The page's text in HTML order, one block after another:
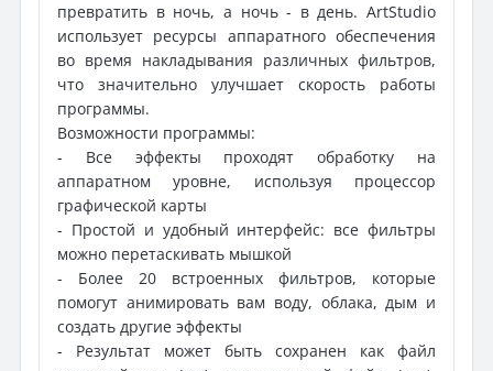
превратить в ночь, а ночь - в день. ArtStudio
использует ресурсы аппаратного обеспечения
во время накладывания различных фильтров,
что значительно улучшает скорость работы
программы.
Возможности программы:
- Все эффекты проходят обработку на
аппаратном уровне, используя процессор
графической карты
- Простой и удобный интерфейс: все фильтры
можно перетаскивать мышкой
- Более 20 встроенных фильтров, которые
помогут анимировать вам воду, облака, дым и
создать другие эффекты
- Результат может быть сохранен как файл